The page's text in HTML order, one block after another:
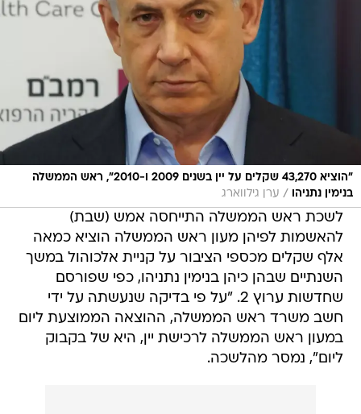
"הוציא 43,270 שקלים על יין בשנים 2009 ו-2010", ראש הממשלה
בנימין נתניהו
/ ערן גילווארג
לשכת ראש הממשלה התייחסה אמש (שבת)
להאשמות לפיהן מעון ראש הממשלה הוציא כמאה
אלף שקלים מכספי הציבור על קניית אלכוהול במשך
השנתיים שבהן כיהן בנימין נתניהו, כפי שפורסם
שחדשות ערוץ 2. "על פי בדיקה שנעשתה על ידי
חשב משרד ראש הממשלה, ההוצאה הממוצעת ליום
במעון ראש הממשלה לרכישת יין, היא של בקבוק
ליום", נמסר מהלשכה.